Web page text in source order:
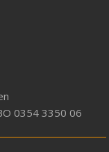
0354 3350 06